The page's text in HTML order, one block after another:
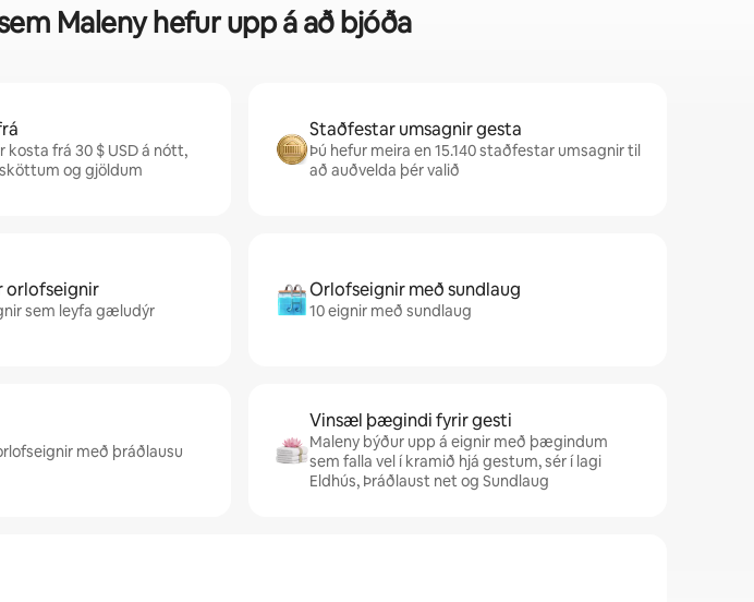
Maleny hefur upp á að bjóða
kosta frá 30 $ USD á nótt,
og gjöldum
Staðfestar umsagnir gesta
Þú hefur meira en 15.140 staðfestar umsagnir til
að auðvelda þér valið
sem leyfa gæludýr
Orlofseignir með sundlaug
10 eignir með sundlaug
með þráðlausu
Vinsæl þægindi fyrir gesti
Maleny býður upp á eignir með þægindum
sem falla vel í kramið hjá gestum, sér í lagi
Eldhús, Þráðlaust net og Sundlaug